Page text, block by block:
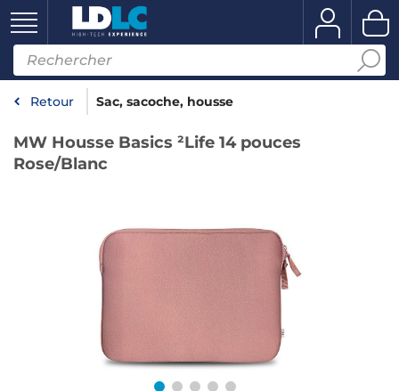
Retour Sac, sacoche, housse
MW Housse Basics ²Life 14 pouces
Rose/Blanc